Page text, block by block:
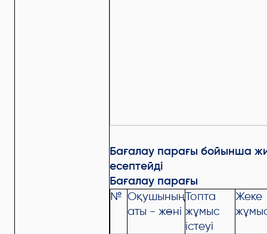
Бағалау парағы бойынша
есептейді
Бағалау парағы
№ Оқушының
аты - жөні
Топта
жұмыс
істеуі
Жеке